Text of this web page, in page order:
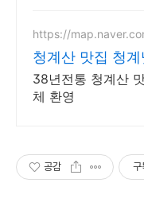
https://
청계산 맛집 청계
38년전통 청계산
체 환영
공감 구